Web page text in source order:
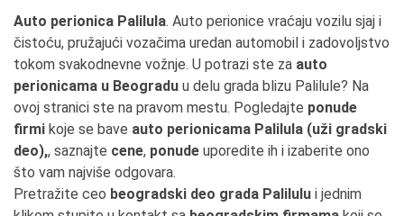
Auto perionica Palilula. Auto perionice vraćaju vozilu sjaj i
čistoću, pružajući vozačima uredan automobil i zadovoljstvo
tokom svakodnevne vožnje. U potrazi ste za auto
perionicama u Beogradu u delu grada blizu Palilule? Na
ovoj stranici ste na pravom mestu. Pogledajte ponude
firmi koje se bave auto perionicama Palilula (uži gradski
deo),, saznajte cene, ponude uporedite ih i izaberite ono
što vam najviše odgovara.
Pretražite ceo beogradski deo grada Palilulu i jednim